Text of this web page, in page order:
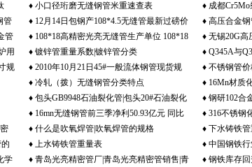
锅炉管价格 崇文区高碳钢锅炉管一根多长
♦ 小口径珩磨无缝钢管米重速查表 ♦ 成都
管
♦ 12月14日包钢产108*4.5无缝管最新过磅价
格
♦ 高压合金
管 ♦ 108*18高精密光亮无缝管生产单位 108*18
高精密光亮无缝管特点 108*18高精密光亮
无缝管最佳经销商
♦ 无锡20G高
用
♦ 镀锌管重量系数|镀锌管分类 ♦ Q345A与
规
♦ 2010年10月21日45#一般流体钢管现货规
格表
♦ 不锈钢管
♦ 冷轧（拨）无缝钢管分类特点 ♦ 16Mn材质
理学性能
♦ 包头GB9948石油裂化管|包头20#石油裂化
管|包头钢材市场
♦ 钢研102合
♦ 16mn无缝钢管前三季净利50.93亿元 同比
增长2%
♦ 316不锈钢
♦ 什么是吹氧焊管|吹氧焊管的规格 ♦ 下水铸铁
♦ 上水铸铁管重量表 ♦ 中国钢铁
新公司模式
学
♦ 青岛光亮精密管厂|青岛光亮精密管销售|青
♦ 钢铁库存